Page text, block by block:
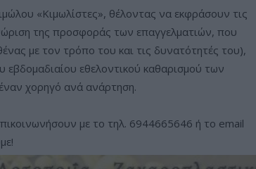
«Κιμωλίστες», θέλοντας να εκφράσουν τις
της προσφοράς των επαγγελματιών, που
με τον τρόπο του και τις δυνατότητές του),
εθελοντικού καθαρισμού των
χορηγό ανά ανάρτηση.
με το τηλ. 6944665646 ή το email